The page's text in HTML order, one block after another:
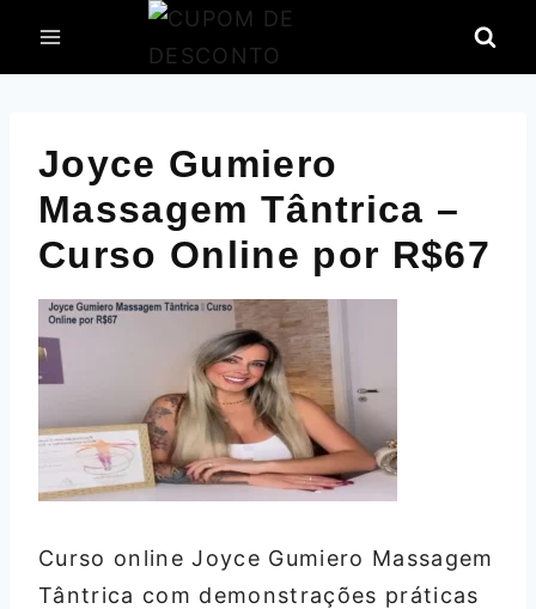
Joyce Gumiero
Massagem Tântrica –
Curso Online por R$67
Curso online Joyce Gumiero Massagem
Tântrica com demonstrações práticas